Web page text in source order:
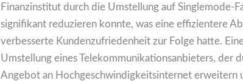
Finanzinstitut durch die Umstellung auf Singlemode-
signifikant reduzieren konnte, was eine effizientere
verbesserte Kundenzufriedenheit zur Folge hatte.
Umstellung eines Telekommunikationsanbieters, der
Angebot an Hochgeschwindigkeitsinternet erweitern